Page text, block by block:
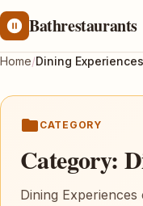
Bathrestaurants
Home/Dining Experiences
CATEGORY
Category:
Dining